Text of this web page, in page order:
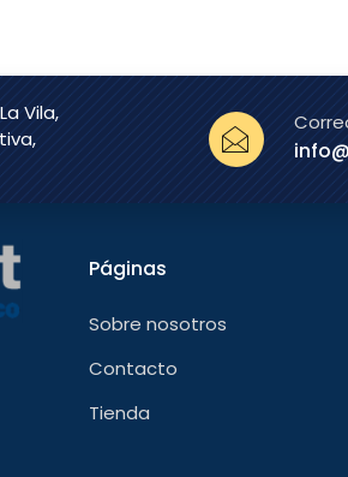
Vila,
Páginas
Sobre nosotros
Contacto
Tienda